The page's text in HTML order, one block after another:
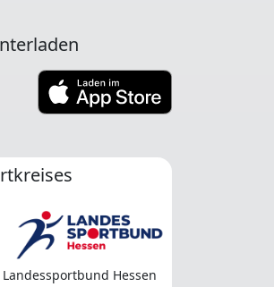
Landessportbund Hessen